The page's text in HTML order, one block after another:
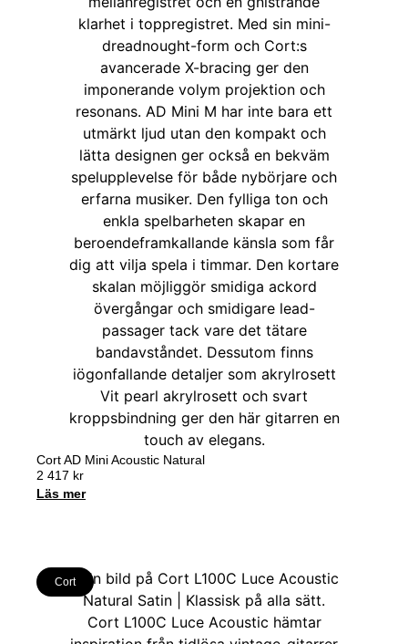
Cort AD Mini Acoustic Natural
2 417 kr
Läs mer
Cort